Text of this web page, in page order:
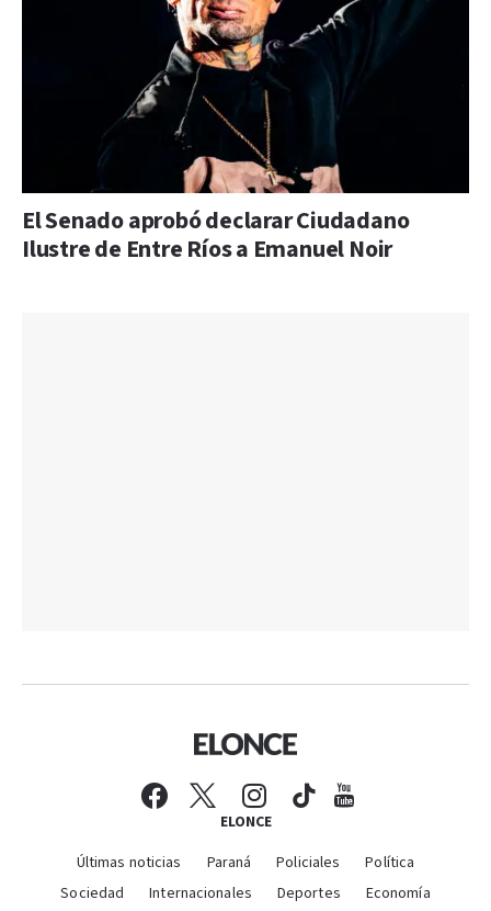
El Senado aprobó declarar Ciudadano
Ilustre de Entre Ríos a Emanuel Noir
ELONCE
Últimas noticias Paraná Policiales
Política
Sociedad
Internacionales Deportes Economía